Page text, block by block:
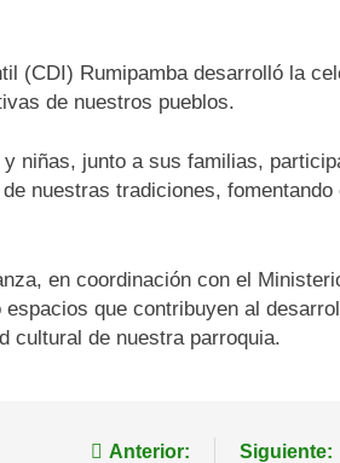
(CDI) Rumipamba desarrolló la
de nuestros pueblos.
niñas, junto a sus familias,
nuestras tradiciones,
en coordinación con el
que contribuyen al
cultural de nuestra parroquia.
Anterior: Siguiente: